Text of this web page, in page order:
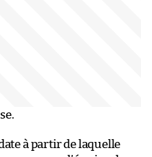
à partir de laquelle